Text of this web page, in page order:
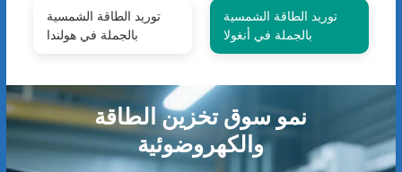
توريد الطاقة الشمسية
بالجملة في هولندا
توريد الطاقة الشمسية
بالجملة في أنغولا
نمو سوق تخزين الطاقة
والكهروضوئية